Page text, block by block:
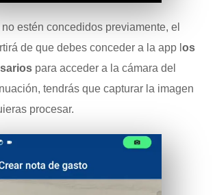
estén concedidos previamente, el
de que debes conceder a la app los
para acceder a la cámara del
tendrás que capturar la imagen
procesar.